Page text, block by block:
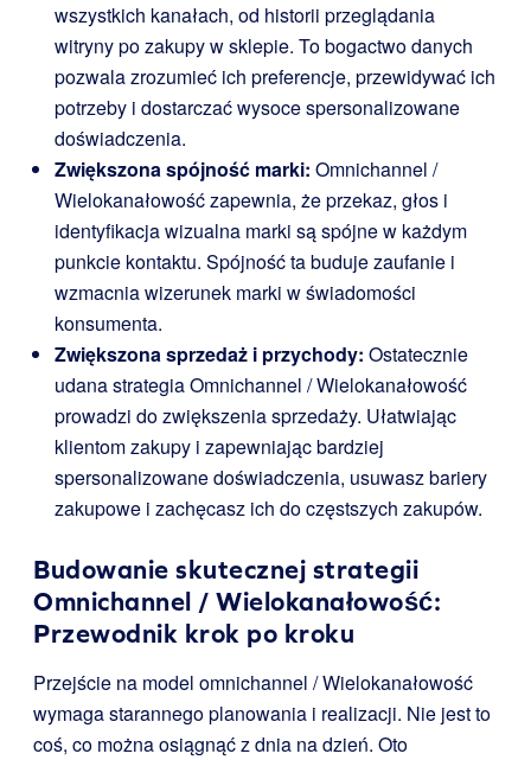
wszystkich kanałach, od historii przeglądania
witryny po zakupy w sklepie. To bogactwo danych
pozwala zrozumieć ich preferencje, przewidywać ich
potrzeby i dostarczać wysoce spersonalizowane
doświadczenia.
Zwiększona spójność marki: Omnichannel /
Wielokanałowość zapewnia, że przekaz, głos i
identyfikacja wizualna marki są spójne w każdym
punkcie kontaktu. Spójność ta buduje zaufanie i
wzmacnia wizerunek marki w świadomości
konsumenta.
Zwiększona sprzedaż i przychody: Ostatecznie
udana strategia Omnichannel / Wielokanałowość
prowadzi do zwiększenia sprzedaży. Ułatwiając
klientom zakupy i zapewniając bardziej
spersonalizowane doświadczenia, usuwasz bariery
zakupowe i zachęcasz ich do częstszych zakupów.
Budowanie skutecznej strategii
Omnichannel / Wielokanałowość:
Przewodnik krok po kroku
Przejście na model omnichannel / Wielokanałowość
wymaga starannego planowania i realizacji. Nie jest to
coś, co można osiągnąć z dnia na dzień. Oto